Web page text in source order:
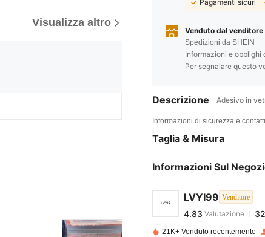
Visualizza altro
Pagamenti sicuri
Venduto dal
Spedizioni da SHEIN
Informazioni e obblighi
Per segnalare questo
Descrizione Adesivo in
Informazioni di sicurezza e contatti
Taglia & Misura
Informazioni Sul
LVYI99 Venditore
4.83
4.83
t***opagato1
21K+ Venduto recentemente